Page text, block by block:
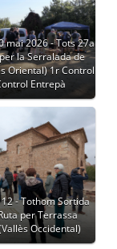
mai 2026 - Tots 27a
la Serralada de
Oriental) 1r Control
Entrepà
- Tothom Sortida
per Terrassa
Occidental)